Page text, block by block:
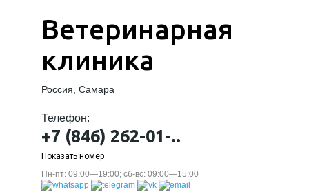
Ветеринарная
клиника
Россия, Самара
Телефон:
+7 (846) 262-01-..
Показать номер
Пн-пт: 09:00—19:00; сб-вс: 09:00—15:00